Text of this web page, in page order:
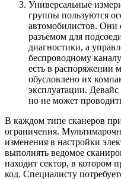
Универсальные
группы пользуются
автомобилистов.
разъемом для
диагностики, а
беспроводному
есть в распоряжении
обусловлено их
эксплуатации.
но не может
В каждом типе сканеров
ограничения.
изменения в настройки
выполнять ведомое
находит сектор, в котором
код. Специалисту